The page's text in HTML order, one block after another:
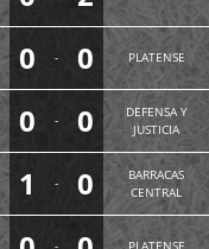
0 - 0 PLATENSE
0 - 0
DEFENSA Y
JUSTICIA
1 - 0
BARRACAS
CENTRAL
- PLATENSE